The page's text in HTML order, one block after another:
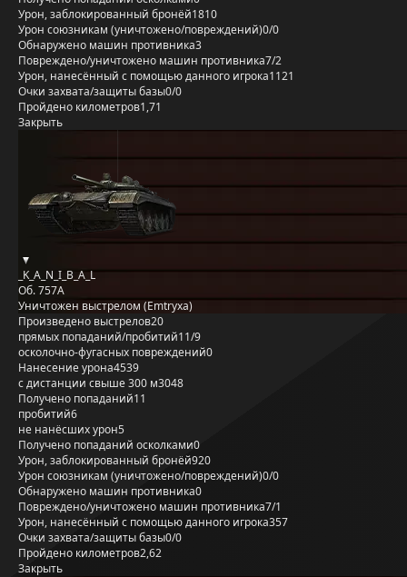
Урон, заблокированный бронёй1810
Урон союзникам (уничтожено/повреждений)0/0
Обнаружено машин противника3
Повреждено/уничтожено машин противника7/2
Урон, нанесённый с помощью данного игрока1121
Очки захвата/защиты базы0/0
Пройдено километров1,71
Закрыть
_K_A_N_I_B_A_L
Об. 757А
Уничтожен выстрелом (Emtryxa)
Произведено выстрелов20
прямых попаданий/пробитий11/9
осколочно-фугасных повреждений0
Нанесение урона4539
с дистанции свыше 300 м3048
Получено попаданий11
пробитий6
не нанёсших урон5
Получено попаданий осколками0
Урон, заблокированный бронёй920
Урон союзникам (уничтожено/повреждений)0/0
Обнаружено машин противника0
Повреждено/уничтожено машин противника7/1
Урон, нанесённый с помощью данного игрока357
Очки захвата/защиты базы0/0
Пройдено километров2,62
Закрыть